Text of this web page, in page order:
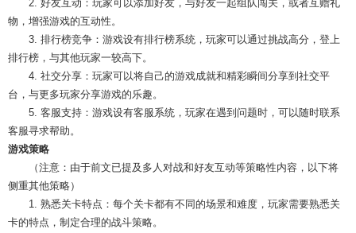
2. 好友互动：玩家可以添加好友，与好友一起组队闯关，或者互赠礼
物，增强游戏的互动性。
3. 排行榜竞争：游戏设有排行榜系统，玩家可以通过挑战高分，登上
排行榜，与其他玩家一较高下。
4. 社交分享：玩家可以将自己的游戏成就和精彩瞬间分享到社交平
台，与更多玩家分享游戏的乐趣。
5. 客服支持：游戏设有客服系统，玩家在遇到问题时，可以随时联系
客服寻求帮助。
游戏策略
（注意：由于前文已提及多人对战和好友互动等策略性内容，以下将
侧重其他策略）
1. 熟悉关卡特点：每个关卡都有不同的场景和难度，玩家需要熟悉关
卡的特点，制定合理的战斗策略。